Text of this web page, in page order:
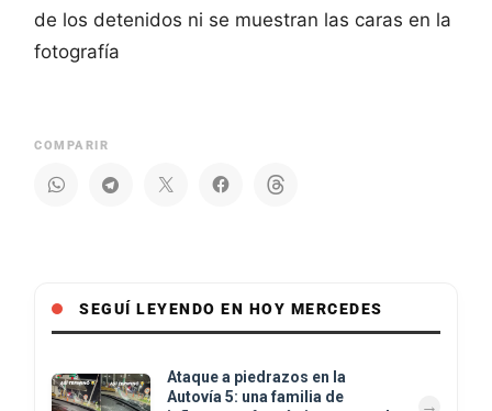
de los detenidos ni se muestran las caras en la
fotografía
COMPARIR
SEGUÍ LEYENDO EN HOY MERCEDES
Ataque a piedrazos en la
Autovía 5: una familia de